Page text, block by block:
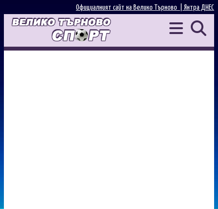
Янтра ДНЕС
Официалният сайт на Велико Търново |